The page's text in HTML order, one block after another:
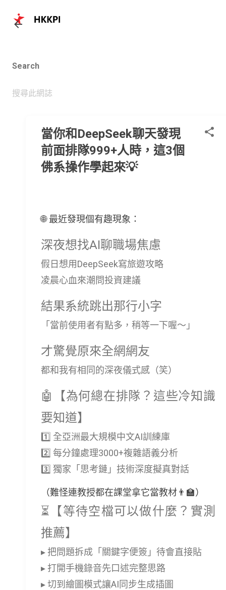
Search
當你和DeepSeek聊天發現
前面排隊999+人時，這3個
佛系操作學起來💡
🌐 最近發現個有趣現象：
深夜想找AI聊職場焦慮
假日想用DeepSeek寫旅遊攻略
凌晨心血來潮問投資建議
結果系統跳出那行小字
「當前使用者有點多，稍等一下喔～」
才驚覺原來全網網友
都和我有相同的深夜儀式感（笑）
🤖【為何總在排隊？這些冷知識
要知道】
1️⃣ 全亞洲最大規模中文AI訓練庫
2️⃣ 每分鐘處理3000+複雜語義分析
3️⃣ 獨家「思考鏈」技術深度擬真對話
（難怪連教授都在課堂拿它當教材👨🏫）
⏳【等待空檔可以做什麼？實測
推薦】
▸ 把問題拆成「關鍵字便簽」待會直接貼
▸ 打開手機錄音先口述完整思路
▸ 切到繪圖模式讓AI同步生成插圖